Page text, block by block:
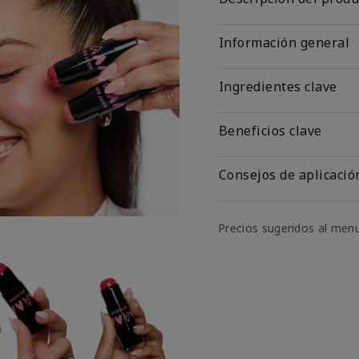
Información general
Ingredientes clave
Beneficios clave
Consejos de
Precios sugeridos al